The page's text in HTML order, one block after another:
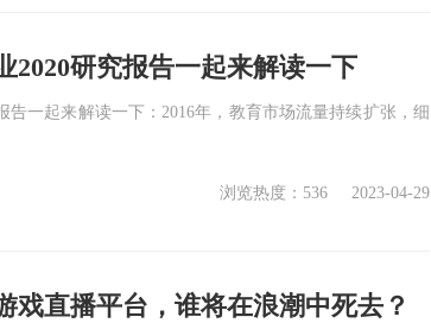
2020研究报告一起来解读一下
告一起来解读一下：2016年，教育市场流量持续扩张，细
2023-04-29
浏览热度：536
戏直播平台，谁将在浪潮中死去？